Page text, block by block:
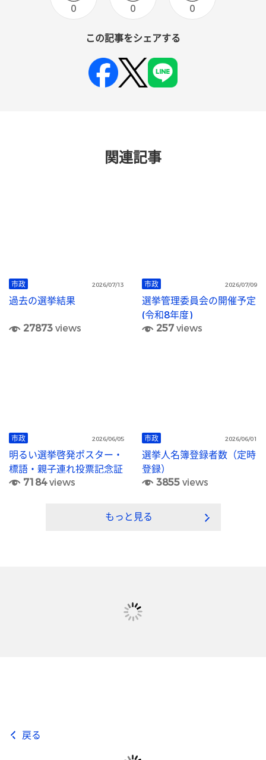
0 0 0
この記事をシェアする
関連記事
市政 2026/07/13
過去の選挙結果
27873views
市政 2026/07/09
選挙管理委員会の開催予定
(令和8年度)
257views
市政 2026/06/05
明るい選挙啓発ポスター・
標語・親子連れ投票記念証
デザイン作品の募集
7184views
市政 2026/06/01
選挙人名簿登録者数（定時
登録）
3855views
もっと見る
戻る